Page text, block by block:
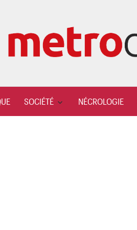
SOCIÉTÉ NÉCROLOGIE